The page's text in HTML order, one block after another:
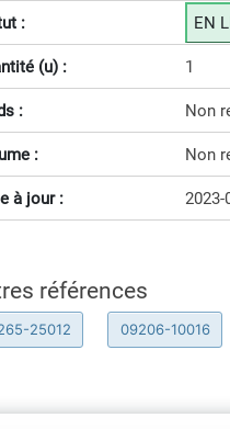
: EN
(u) : 1
: Non
: Non
à jour : 2023-
références
25012 09206-10016